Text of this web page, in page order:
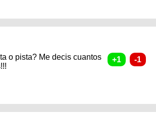
o pista? Me decis cuantos